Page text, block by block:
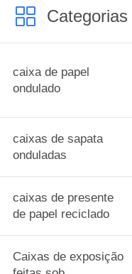
caixa de papel
ondulado
caixas de sapata
onduladas
caixas de presente
de papel reciclado
Caixas de exposição